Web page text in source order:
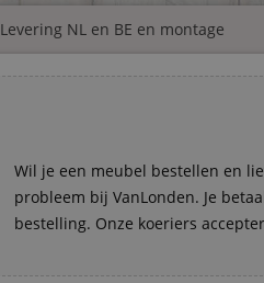
Levering NL en BE en montage
Wil je een meubel bestellen en
probleem bij VanLonden. Je
bestelling. Onze koeriers